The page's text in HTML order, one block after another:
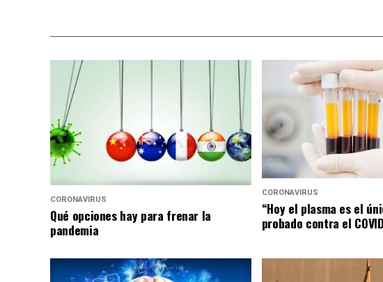
CORONAVIRUS
Qué opciones hay para frenar la
pandemia
CORONAVIRUS
“Hoy el plasma es el
probado contra el